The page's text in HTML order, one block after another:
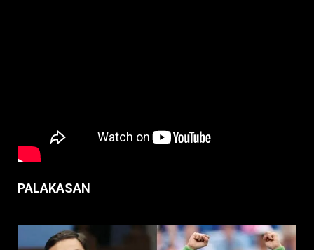
PALAKASAN